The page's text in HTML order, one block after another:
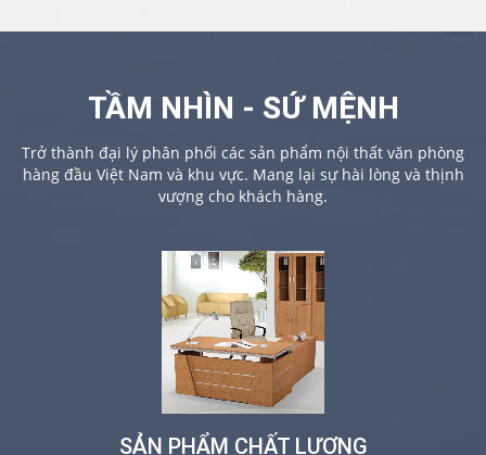
TẦM NHÌN - SỨ MỆNH
Trở thành đại lý phân phối các sản phẩm nội thất văn phòng
hàng đầu Việt Nam và khu vực. Mang lại sự hài lòng và thịnh
vượng cho khách hàng.
SẢN PHẨM CHẤT LƯỢNG